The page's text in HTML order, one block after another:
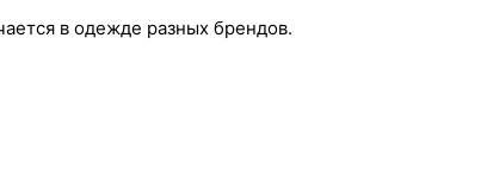
в одежде разных брендов.